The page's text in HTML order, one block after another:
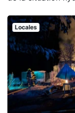
Locales